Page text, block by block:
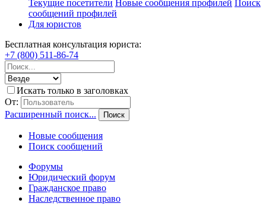
Текущие посетители Новые сообщения профилей Поиск
сообщений профилей
Для юристов
Бесплатная консультация юриста:
+7 (800) 511-86-74
Искать только в заголовках
От:
Расширенный поиск...
Поиск
Новые сообщения
Поиск сообщений
Форумы
Юридический форум
Гражданское право
Наследственное право